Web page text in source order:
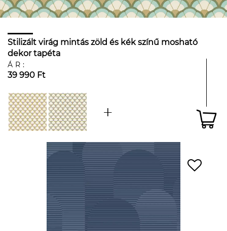
Stilizált virág mintás zöld és kék színű mosható
dekor tapéta
ÁR:
39 990 Ft